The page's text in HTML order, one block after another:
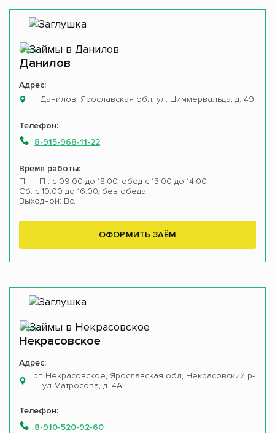
Офис
Данилов
Адрес:
г. Данилов, Ярославская обл, ул. Циммервальда, д. 49
Телефон:
8-915-968-11-22
Время работы:
Пн. - Пт. с 09:00 до 18:00, обед с 13:00 до 14:00
Сб. с 10:00 до 16:00, без обеда
Выходной: Вс.
ОФОРМИТЬ ЗАЁМ
Офис
Некрасовское
Адрес:
рп Некрасовское, Ярославская обл, Некрасовский р-
н, ул Матросова, д. 4А
Телефон:
8-910-520-92-60